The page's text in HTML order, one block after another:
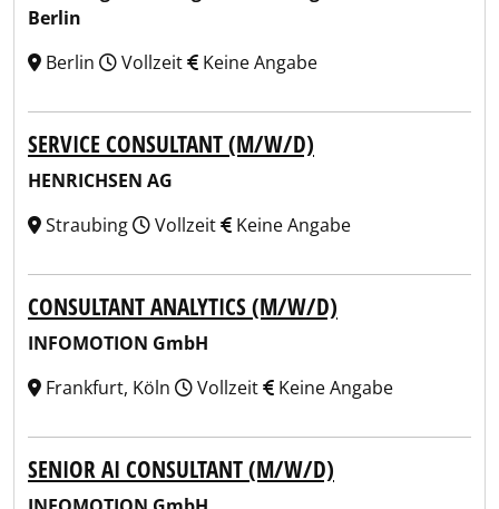
Berlin
Berlin
Vollzeit Keine Angabe
SERVICE CONSULTANT (M/W/D)
HENRICHSEN AG
Straubing
Vollzeit Keine Angabe
CONSULTANT ANALYTICS (M/W/D)
INFOMOTION GmbH
Frankfurt, Köln
Vollzeit Keine Angabe
SENIOR AI CONSULTANT (M/W/D)